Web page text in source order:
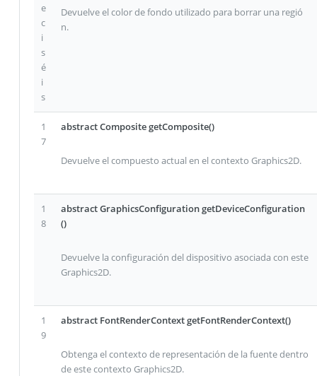
e
c
i
s
é
i
s
Devuelve el color de fondo utilizado para borrar una regió
n.
1
7
abstract Composite getComposite()
Devuelve el compuesto actual en el contexto Graphics2D.
1
8
abstract GraphicsConfiguration getDeviceConfiguration
()
Devuelve la configuración del dispositivo asociada con este
Graphics2D.
1
9
abstract FontRenderContext getFontRenderContext()
Obtenga el contexto de representación de la fuente dentro
de este contexto Graphics2D.